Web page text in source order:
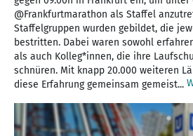
@Frankfurtmarathon als Staffel
Staffelgruppen wurden gebildet, die
bestritten. Dabei waren sowohl
als auch Kolleg*innen, die ihre
schnüren. Mit knapp 20.000 weiteren
diese Erfahrung gemeinsam gemeist...